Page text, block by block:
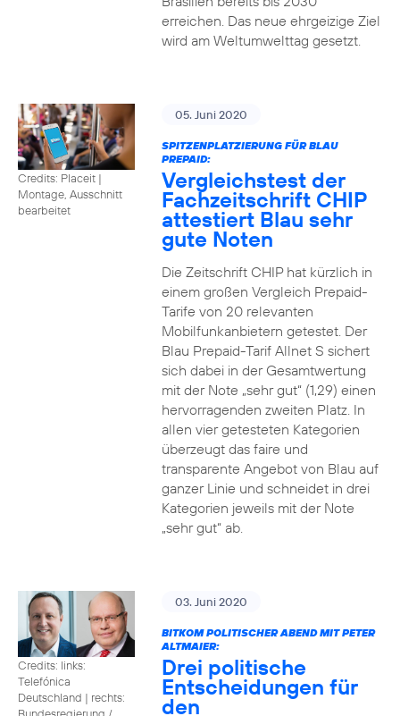
erreichen. Das neue ehrgeizige Ziel
wird am Weltumwelttag gesetzt.
Credits: Placeit |
Montage, Ausschnitt
bearbeitet
05. Juni 2020
SPITZENPLATZIERUNG FÜR BLAU
PREPAID:
Vergleichstest der
Fachzeitschrift CHIP
attestiert Blau sehr
gute Noten
Die Zeitschrift CHIP hat kürzlich in
einem großen Vergleich Prepaid-
Tarife von 20 relevanten
Mobilfunkanbietern getestet. Der
Blau Prepaid-Tarif Allnet S sichert
sich dabei in der Gesamtwertung
mit der Note „sehr gut“ (1,29) einen
hervorragenden zweiten Platz. In
allen vier getesteten Kategorien
überzeugt das faire und
transparente Angebot von Blau auf
ganzer Linie und schneidet in drei
Kategorien jeweils mit der Note
„sehr gut“ ab.
Credits: links:
Telefónica
Deutschland | rechts:
Bundesregierung /
03. Juni 2020
BITKOM POLITISCHER ABEND MIT PETER
ALTMAIER:
Drei politische
Entscheidungen für
den